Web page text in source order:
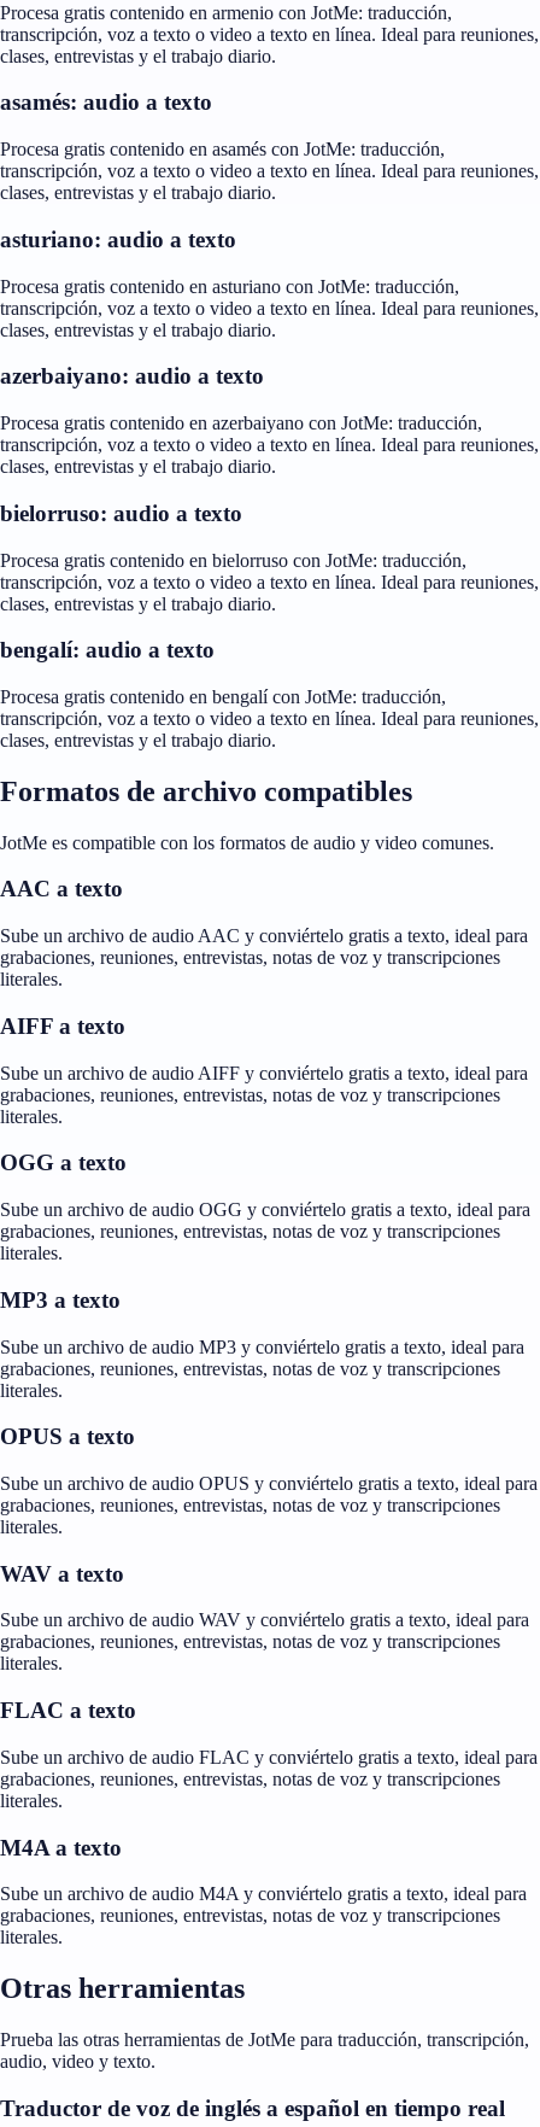
Procesa gratis contenido en armenio con JotMe: traducción,
transcripción, voz a texto o video a texto en línea. Ideal para reuniones,
clases, entrevistas y el trabajo diario.
asamés: audio a texto
Procesa gratis contenido en asamés con JotMe: traducción,
transcripción, voz a texto o video a texto en línea. Ideal para reuniones,
clases, entrevistas y el trabajo diario.
asturiano: audio a texto
Procesa gratis contenido en asturiano con JotMe: traducción,
transcripción, voz a texto o video a texto en línea. Ideal para reuniones,
clases, entrevistas y el trabajo diario.
azerbaiyano: audio a texto
Procesa gratis contenido en azerbaiyano con JotMe: traducción,
transcripción, voz a texto o video a texto en línea. Ideal para reuniones,
clases, entrevistas y el trabajo diario.
bielorruso: audio a texto
Procesa gratis contenido en bielorruso con JotMe: traducción,
transcripción, voz a texto o video a texto en línea. Ideal para reuniones,
clases, entrevistas y el trabajo diario.
bengalí: audio a texto
Procesa gratis contenido en bengalí con JotMe: traducción,
transcripción, voz a texto o video a texto en línea. Ideal para reuniones,
clases, entrevistas y el trabajo diario.
Formatos de archivo compatibles
JotMe es compatible con los formatos de audio y video comunes.
AAC a texto
Sube un archivo de audio AAC y conviértelo gratis a texto, ideal para
grabaciones, reuniones, entrevistas, notas de voz y transcripciones
literales.
AIFF a texto
Sube un archivo de audio AIFF y conviértelo gratis a texto, ideal para
grabaciones, reuniones, entrevistas, notas de voz y transcripciones
literales.
OGG a texto
Sube un archivo de audio OGG y conviértelo gratis a texto, ideal para
grabaciones, reuniones, entrevistas, notas de voz y transcripciones
literales.
MP3 a texto
Sube un archivo de audio MP3 y conviértelo gratis a texto, ideal para
grabaciones, reuniones, entrevistas, notas de voz y transcripciones
literales.
OPUS a texto
Sube un archivo de audio OPUS y conviértelo gratis a texto, ideal para
grabaciones, reuniones, entrevistas, notas de voz y transcripciones
literales.
WAV a texto
Sube un archivo de audio WAV y conviértelo gratis a texto, ideal para
grabaciones, reuniones, entrevistas, notas de voz y transcripciones
literales.
FLAC a texto
Sube un archivo de audio FLAC y conviértelo gratis a texto, ideal para
grabaciones, reuniones, entrevistas, notas de voz y transcripciones
literales.
M4A a texto
Sube un archivo de audio M4A y conviértelo gratis a texto, ideal para
grabaciones, reuniones, entrevistas, notas de voz y transcripciones
literales.
Otras herramientas
Prueba las otras herramientas de JotMe para traducción, transcripción,
audio, video y texto.
Traductor de voz de inglés a español en tiempo real